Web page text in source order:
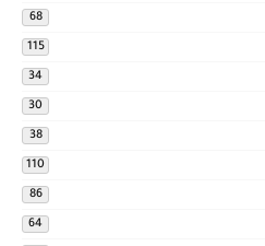
68
115
34
30
38
110
86
64